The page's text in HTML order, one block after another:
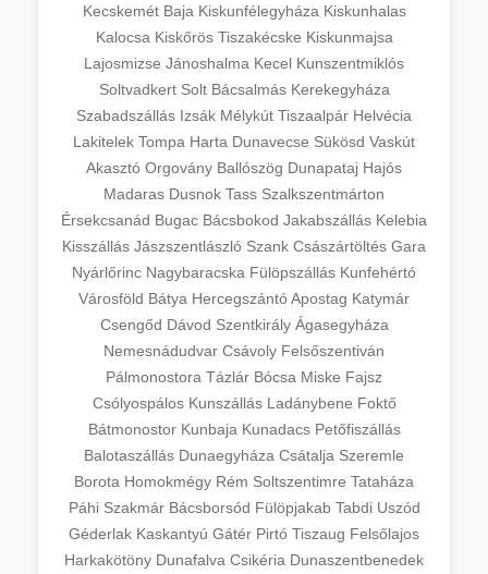
Kecskemét Baja Kiskunfélegyháza Kiskunhalas
Kalocsa Kiskőrös Tiszakécske Kiskunmajsa
Lajosmizse Jánoshalma Kecel Kunszentmiklós
Soltvadkert Solt Bácsalmás Kerekegyháza
Szabadszállás Izsák Mélykút Tiszaalpár Helvécia
Lakitelek Tompa Harta Dunavecse Sükösd Vaskút
Akasztó Orgovány Ballószög Dunapataj Hajós
Madaras Dusnok Tass Szalkszentmárton
Érsekcsanád Bugac Bácsbokod Jakabszállás Kelebia
Kisszállás Jászszentlászló Szank Császártöltés Gara
Nyárlőrinc Nagybaracska Fülöpszállás Kunfehértó
Városföld Bátya HercegszántóApostag Katymár
Csengőd Dávod Szentkirály Ágasegyháza
Nemesnádudvar Csávoly Felsőszentiván
Pálmonostora Tázlár Bócsa Miske Fajsz
Csólyospálos Kunszállás Ladánybene Foktő
Bátmonostor Kunbaja Kunadacs Petőfiszállás
Balotaszállás Dunaegyháza Csátalja Szeremle
Borota Homokmégy Rém Soltszentimre Tataháza
Páhi Szakmár Bácsborsód Fülöpjakab Tabdi Uszód
Géderlak Kaskantyú Gátér Pirtó Tiszaug Felsőlajos
Harkakötöny Dunafalva Csikéria Dunaszentbenedek